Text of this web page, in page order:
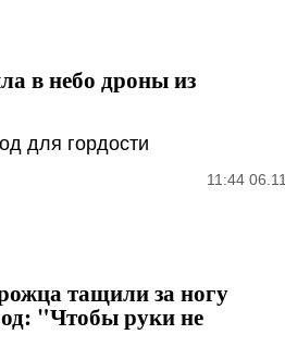
в небо дроны из
для гордости
11:44 06.11
тащили за ногу
"Чтобы руки не